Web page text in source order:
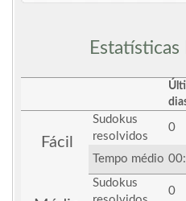
Fácil
Sudokus
resolvidos
0
Tempo médio
Sudokus
0